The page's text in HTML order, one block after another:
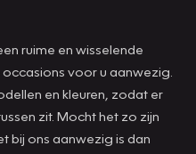
ruime en wisselende
voor u aanwezig.
en kleuren, zodat er
zit. Mocht het zo zijn
bij ons aanwezig is dan